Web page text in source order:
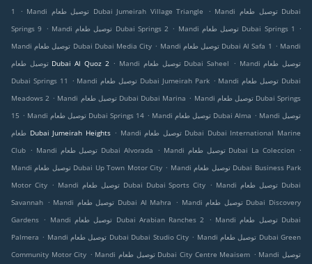
1
. Mandi توصيل طعام Dubai Jumeirah Village Triangle . Mandi توصيل طعام Dubai
Springs 9
. Mandi توصيل طعام Dubai Springs 2 . Mandi توصيل طعام Dubai Springs 1
.
Mandi توصيل طعام Dubai Dubai Media City . Mandi توصيل طعام Dubai Al Safa 1 . Mandi
توصيل طعام Dubai Al Quoz 2 . Mandi توصيل طعام Dubai Saheel . Mandi توصيل طعام
Dubai Springs 11
. Mandi توصيل طعام Dubai Jumeirah Park . Mandi توصيل طعام Dubai
Meadows 2 . Mandi توصيل طعام Dubai Dubai Marina . Mandi توصيل طعام Dubai Springs
15 . Mandi توصيل طعام Dubai Springs 14 . Mandi توصيل طعام Dubai Alma . Mandi توصيل
طعام Dubai Jumeirah Heights . Mandi توصيل طعام Dubai Dubai International Marine
Club . Mandi توصيل طعام Dubai Alvorada . Mandi توصيل طعام Dubai La Coleccion .
Mandi توصيل طعام Dubai Up Town Motor City . Mandi توصيل طعام Dubai Business Park
Motor City . Mandi توصيل طعام Dubai Dubai Sports City . Mandi توصيل طعام Dubai
Savannah . Mandi توصيل طعام Dubai Al Mahra . Mandi توصيل طعام Dubai Discovery
Gardens . Mandi توصيل طعام Dubai Arabian Ranches 2 . Mandi توصيل طعام Dubai
Palmera . Mandi توصيل طعام Dubai Dubai Studio City . Mandi توصيل طعام Dubai Green
Community Motor City . Mandi توصيل طعام Dubai City Centre Meaisem . Mandi توصيل